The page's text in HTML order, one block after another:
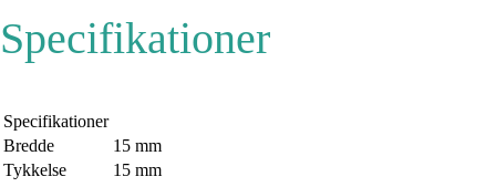
Specifikationer
Specifikationer
Bredde
15 mm
Tykkelse
15 mm